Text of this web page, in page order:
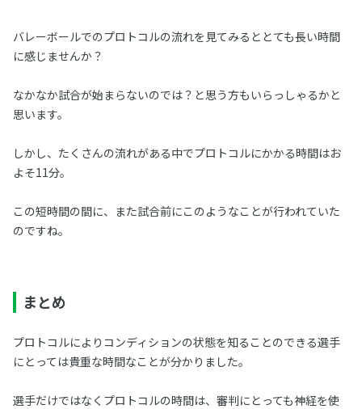
バレーボールでのプロトコルの流れを見てみるととても長い時間
に感じませんか？
なかなか試合が始まらないのでは？と思う方もいらっしゃるかと
思います。
しかし、たくさんの流れがある中でプロトコルにかかる時間はお
よそ11分。
この短時間の間に、また試合前にこのようなことが行われていた
のですね。
まとめ
プロトコルによりコンディションの状態を知ることのできる選手
にとっては貴重な時間なことが分かりました。
選手だけではなくプロトコルの時間は、審判にとっても神経を使